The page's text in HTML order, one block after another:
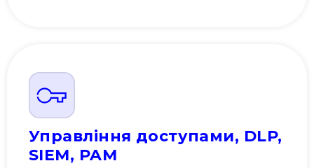
Управління доступами, DLP,
SIEM, PAM